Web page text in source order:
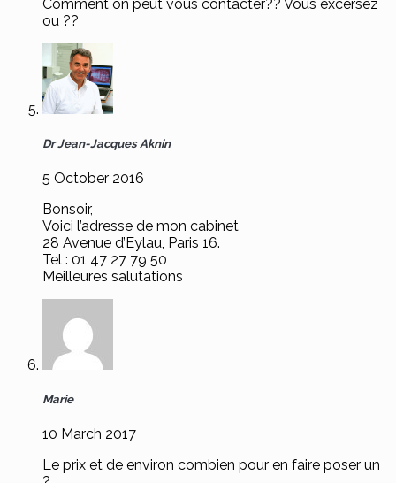
Comment on peut vous contacter?? Vous excersez
ou ??
Dr Jean-Jacques Aknin
5 October 2016
Bonsoir,
Voici l’adresse de mon cabinet
28 Avenue d’Eylau, Paris 16.
Tel : 01 47 27 79 50
Meilleures salutations
Marie
10 March 2017
Le prix et de environ combien pour en faire poser un